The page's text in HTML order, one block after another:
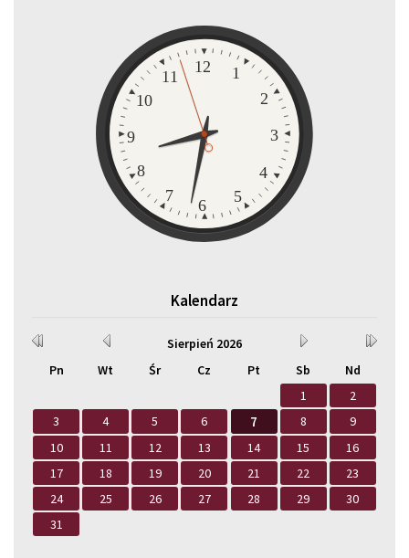
1
2
3
4
5
6
7
8
9
10
11
12
Kalendarz
Rok
Miesiąc
Sierpień 2026
Miesiąc
Rok
Pn Wt Śr Cz Pt Sb
Nd
1
2
3
4 5 6 7 8
9
10
11 12 13 14 15
16
17
18 19 20 21 22
23
24
25 26 27 28 29
30
31